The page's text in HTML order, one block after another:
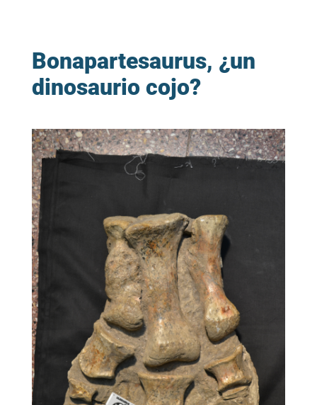
Bonapartesaurus, ¿un
dinosaurio cojo?